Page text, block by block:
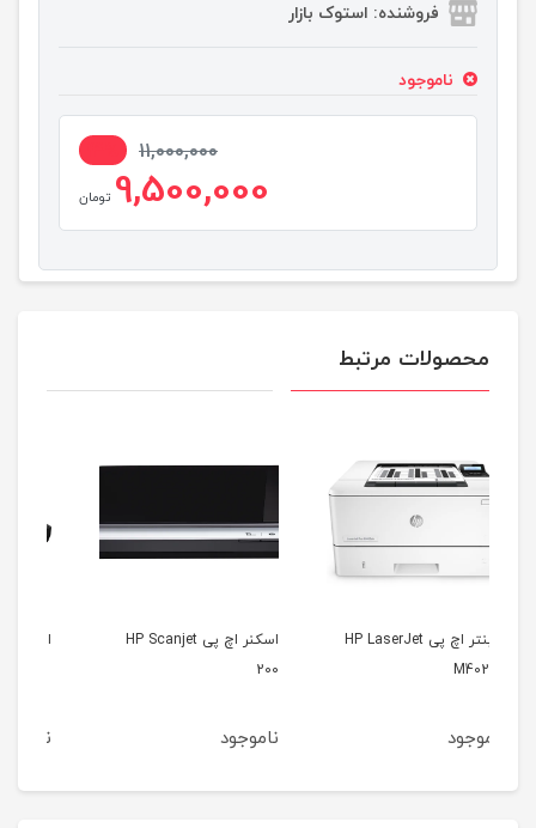
فروشنده: استوک بازار
ناموجود
11,000,000
9,500,000 تومان
محصولات مرتبط
اسکنر اچ پی HP Scanjet
ناموجود
اسکنر اپسون Epson V330
ناموجود